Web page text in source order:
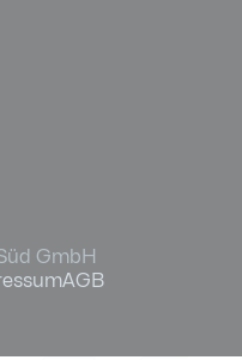
AGB
GmbH